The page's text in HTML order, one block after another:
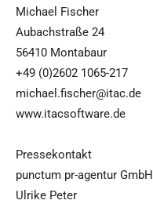
Michael Fischer
Aubachstraße 24
56410 Montabaur
+49 (0)2602 1065-217
michael.fischer@itac.de
www.itacsoftware.de
Pressekontakt
punctum pr-agentur GmbH
Ulrike Peter